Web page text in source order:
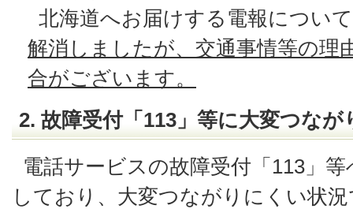
北海道へお届けする電報につい
解消しましたが、交通事情等の理
合がございます。
2. 故障受付「113」等に大変つな
電話サービスの故障受付「113」
しており、大変つながりにくい状